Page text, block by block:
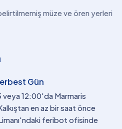
müze ve ören yerleri
Gün
12:00'da Marmaris
en az bir saat önce
feribot ofisinde